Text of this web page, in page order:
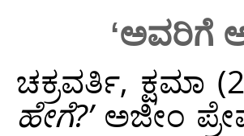
ʻಅವರಿಗೆ
ಚಕ್ರವರ್ತಿ, ಕ್ಷಮಾ
ಹೇಗೆ?ʼಅಜೀಂ